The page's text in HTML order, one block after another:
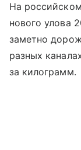
На
нового улова
заметно
разных
за килограмм.